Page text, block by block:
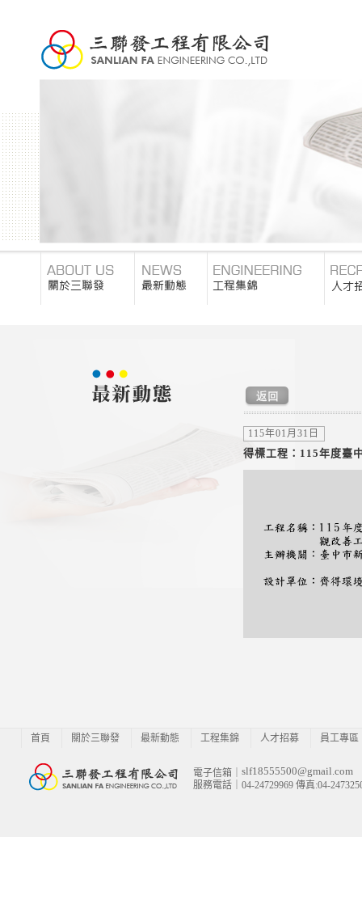
115年01月31日
得標工程：115年度臺
首頁 關於三聯發 最新動態 工程集錦 人才招募 員工專區
服務電話｜04-24729969 傳真:04-
電子信箱｜ slf18555500@gmail.com